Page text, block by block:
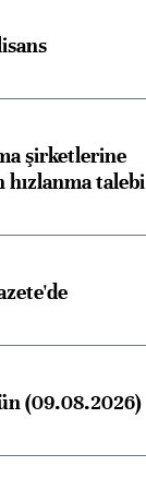
şirketlerine
talebi
(09.08.2026)